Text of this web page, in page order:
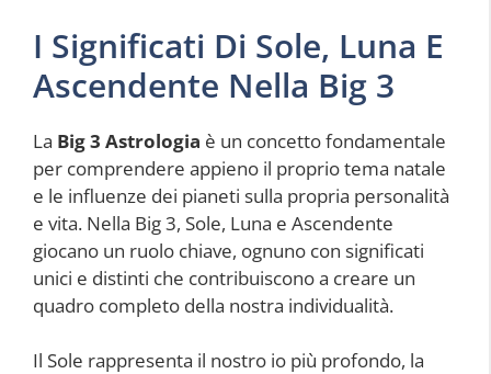
I Significati Di Sole, Luna E
Ascendente Nella Big 3
La Big 3 Astrologia è un concetto fondamentale
per comprendere appieno il proprio tema natale
e le influenze dei pianeti sulla propria personalità
e vita. Nella Big 3, Sole, Luna e Ascendente
giocano un ruolo chiave, ognuno con significati
unici e distinti che contribuiscono a creare un
quadro completo della nostra individualità.
Il Sole rappresenta il nostro io più profondo, la